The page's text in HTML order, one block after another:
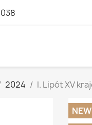
2024 I. Lipót XV
NEW